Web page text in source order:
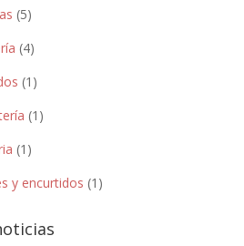
(5)
(4)
(1)
(1)
(1)
y encurtidos (1)